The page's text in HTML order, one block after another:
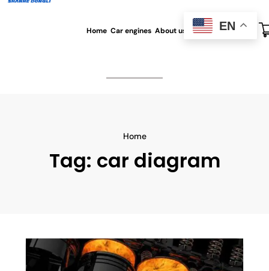
Home Car engines About us All blog Contact us
Home
Tag: car diagram
EN